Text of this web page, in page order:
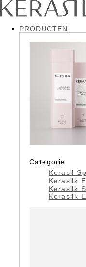
PRODUCTEN
Categorie
Kerasil
Kerasilk
Kerasilk
Kerasilk